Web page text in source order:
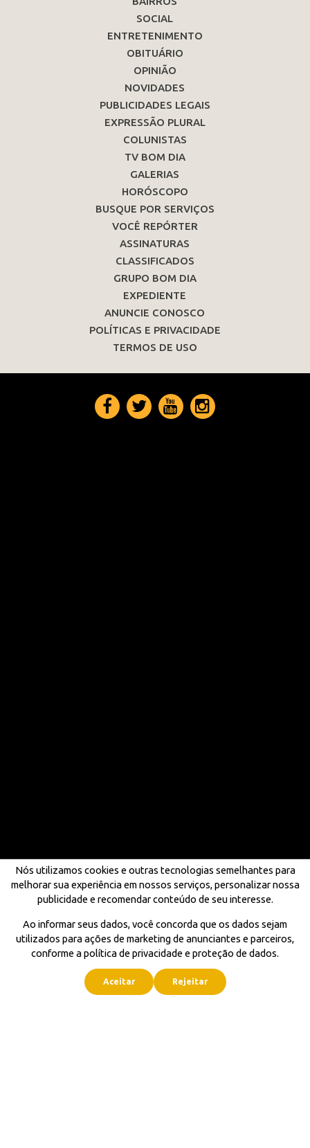
SOCIAL
ENTRETENIMENTO
OBITUÁRIO
OPINIÃO
NOVIDADES
PUBLICIDADES LEGAIS
EXPRESSÃO PLURAL
COLUNISTAS
TV BOM DIA
GALERIAS
HORÓSCOPO
BUSQUE POR SERVIÇOS
VOCÊ REPÓRTER
ASSINATURAS
CLASSIFICADOS
GRUPO BOM DIA
EXPEDIENTE
ANUNCIE CONOSCO
POLÍTICAS E PRIVACIDADE
TERMOS DE USO
Nós utilizamos cookies e outras tecnologias semelhantes para
melhorar sua experiência em nossos serviços, personalizar nossa
publicidade e recomendar conteúdo de seu interesse.
Ao informar seus dados, você concorda que os dados sejam
utilizados para ações de marketing de anunciantes e parceiros,
conforme a política de privacidade e proteção de dados.
Aceitar Rejeitar